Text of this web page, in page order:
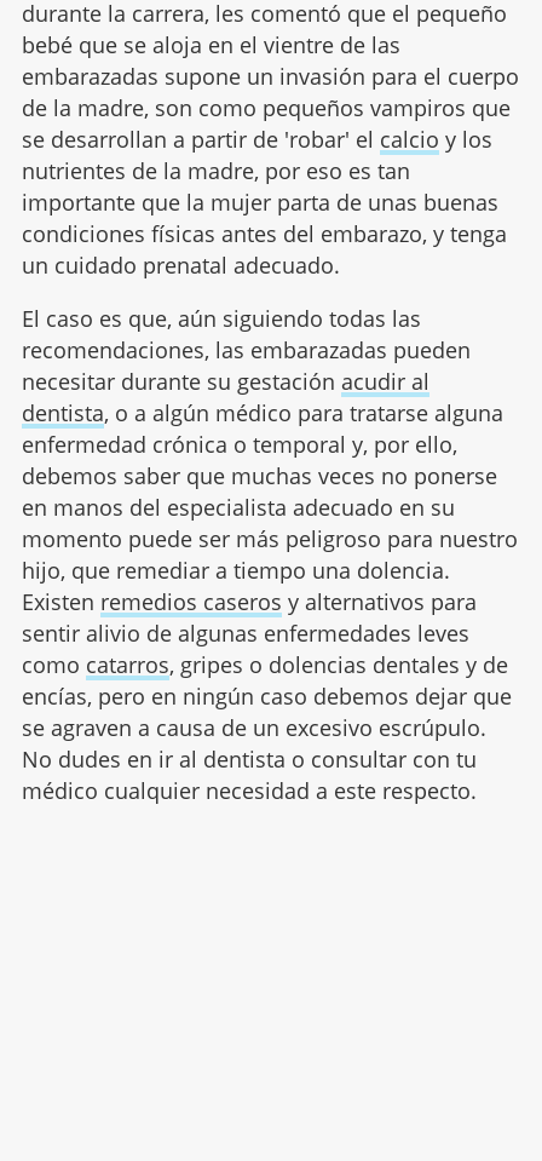
durante la carrera, les comentó que el pequeño
bebé que se aloja en el vientre de las
embarazadas supone un invasión para el cuerpo
de la madre, son como pequeños vampiros que
se desarrollan a partir de 'robar' el calcio y los
nutrientes de la madre, por eso es tan
importante que la mujer parta de unas buenas
condiciones físicas antes del embarazo, y tenga
un cuidado prenatal adecuado.
El caso es que, aún siguiendo todas las
recomendaciones, las embarazadas pueden
necesitar durante su gestación acudir al
dentista, o a algún médico para tratarse alguna
enfermedad crónica o temporal y, por ello,
debemos saber que muchas veces no ponerse
en manos del especialista adecuado en su
momento puede ser más peligroso para nuestro
hijo, que remediar a tiempo una dolencia.
Existen remedios caseros y alternativos para
sentir alivio de algunas enfermedades leves
como catarros, gripes o dolencias dentales y de
encías, pero en ningún caso debemos dejar que
se agraven a causa de un excesivo escrúpulo.
No dudes en ir al dentista o consultar con tu
médico cualquier necesidad a este respecto.